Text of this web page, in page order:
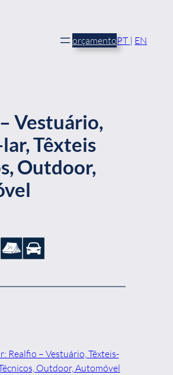
orçamentoPT | EN
Vestuário,
Têxteis
Outdoor,
Realfio – Vestuário, Têxteis-
Outdoor, Automóvel